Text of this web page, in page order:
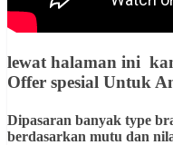
lewat halaman ini
Offer spesial Untuk
Dipasaran banyak type
berdasarkan mutu dan